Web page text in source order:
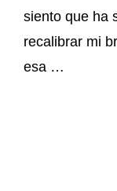
siento que ha
recalibrar mi
esa …